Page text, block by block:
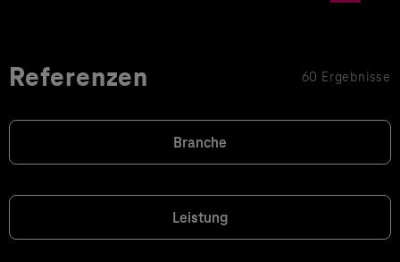
Referenzen 60 Ergebnisse
Branche
Leistung